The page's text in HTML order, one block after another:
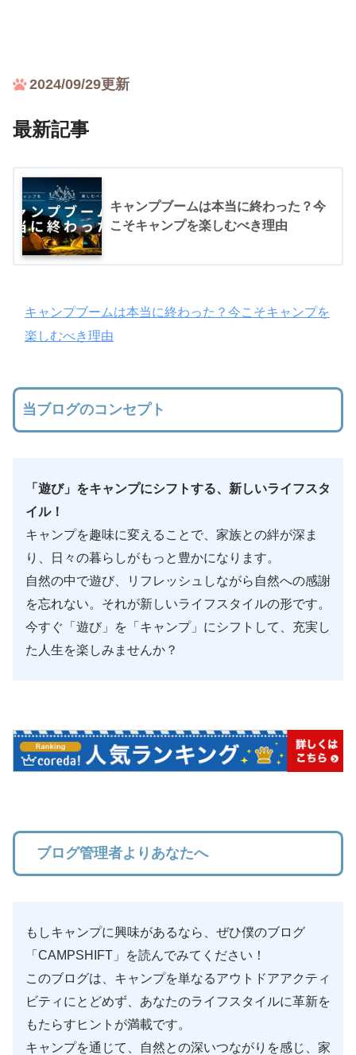
2024/09/29更新
最新記事
キャンプブームは本当に終わった？今
こそキャンプを楽しむべき理由
キャンプブームは本当に終わった？今こそキャンプを
楽しむべき理由
当ブログのコンセプト
「遊び」をキャンプにシフトする、新しいライフスタ
イル！
キャンプを趣味に変えることで、家族との絆が深ま
り、日々の暮らしがもっと豊かになります。
自然の中で遊び、リフレッシュしながら自然への感謝
を忘れない。それが新しいライフスタイルの形です。
今すぐ「遊び」を「キャンプ」にシフトして、充実し
た人生を楽しみませんか？
ブログ管理者よりあなたへ
もしキャンプに興味があるなら、ぜひ僕のブログ
「CAMPSHIFT」を読んでみてください！
このブログは、キャンプを単なるアウトドアアクティ
ビティにとどめず、あなたのライフスタイルに革新を
もたらすヒントが満載です。
キャンプを通じて、自然との深いつながりを感じ、家